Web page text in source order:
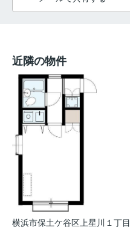
近隣の物件
横浜市保土ケ谷区上星川１丁目